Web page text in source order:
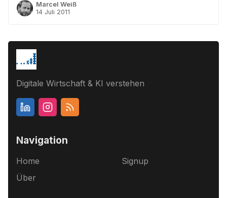
Marcel Weiß
14 Juli 2011
Digitale Wirtschaft & KI verstehen
Navigation
Home
Über
Signup